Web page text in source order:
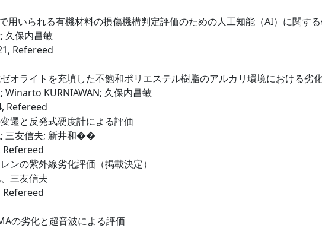
用いられる有機材料の損傷機構判定評価のための人工知能（AI）に関す
久保内昌敏
Refereed
オライトを充填した不飽和ポリエステル樹脂のアルカリ環境における劣
Winarto KURNIAWAN; 久保内昌敏
Refereed
遷と反発式硬度計による評価
; 三友信夫; 新井和��
Refereed
ンの紫外線劣化評価（掲載決定）
三友信夫
Refereed
の劣化と超音波による評価